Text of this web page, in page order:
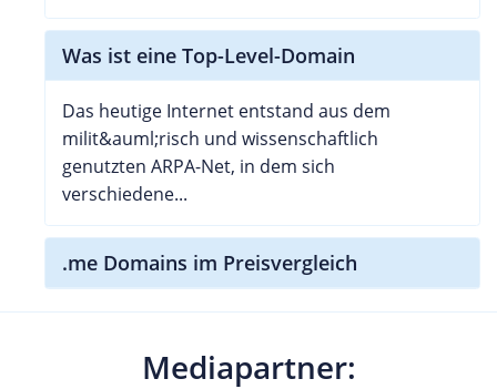
Was ist eine Top-Level-Domain
Das heutige Internet entstand aus dem
milit&auml;risch und wissenschaftlich
genutzten ARPA-Net, in dem sich
verschiedene...
.me Domains im Preisvergleich
Mediapartner: